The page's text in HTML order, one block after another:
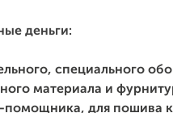
деньги:
специального
материала и
помощника, для пошива